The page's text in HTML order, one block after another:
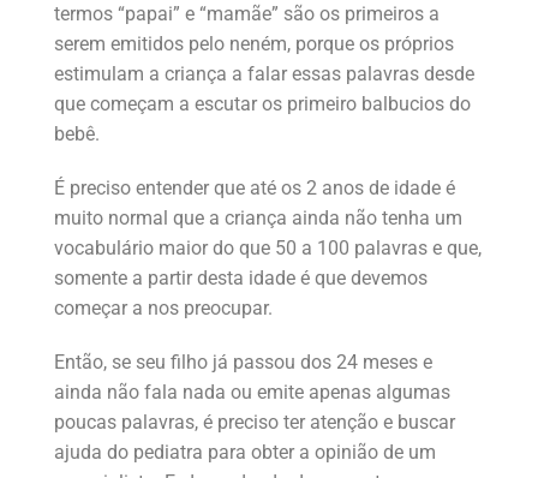
termos “papai” e “mamãe” são os primeiros a
serem emitidos pelo neném, porque os próprios
estimulam a criança a falar essas palavras desde
que começam a escutar os primeiro balbucios do
bebê.
É preciso entender que até os 2 anos de idade é
muito normal que a criança ainda não tenha um
vocabulário maior do que 50 a 100 palavras e que,
somente a partir desta idade é que devemos
começar a nos preocupar.
Então, se seu filho já passou dos 24 meses e
ainda não fala nada ou emite apenas algumas
poucas palavras, é preciso ter atenção e buscar
ajuda do pediatra para obter a opinião de um